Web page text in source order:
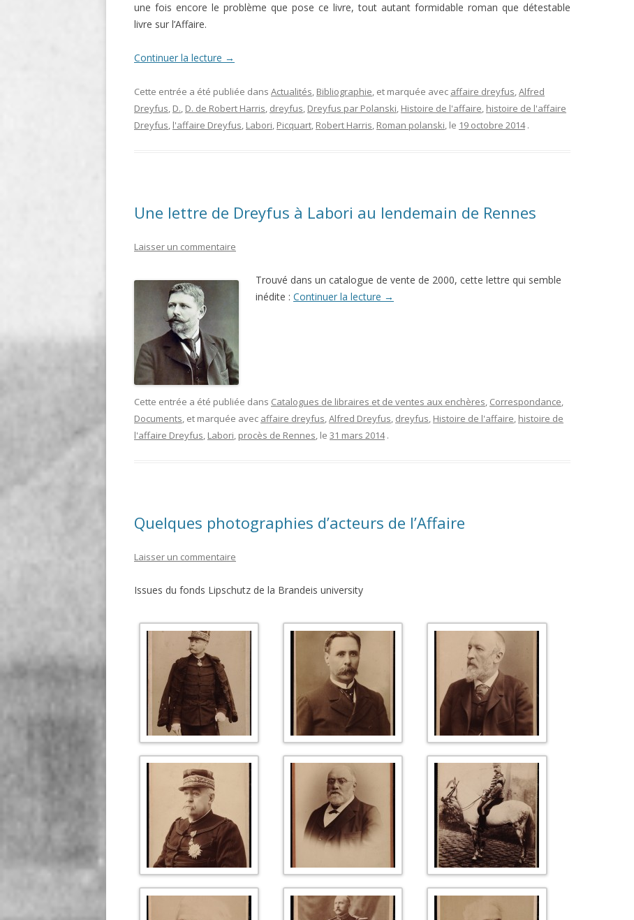
une fois encore le problème que pose ce livre, tout autant formidable roman que détestable
livre sur l’Affaire.
Continuer la lecture →
Cette entrée a été publiée dans Actualités, Bibliographie, et marquée avec affaire dreyfus,Alfred
Dreyfus, D., D. de Robert Harris, dreyfus, Dreyfus par Polanski, Histoire de l'affaire, histoire de l'affaire
Dreyfus, l'affaire Dreyfus, Labori, Picquart, Robert Harris, Roman polanski, le 19 octobre 2014 .
Une lettre de Dreyfus à Labori au lendemain de Rennes
Laisser un commentaire
Trouvé dans un catalogue de vente de 2000, cette lettre qui semble
inédite : Continuer la lecture →
Cette entrée a été publiée dans Catalogues de libraires et de ventes aux enchères, Correspondance,
Documents, et marquée avec affaire dreyfus,Alfred Dreyfus, dreyfus, Histoire de l'affaire, histoire de
l'affaire Dreyfus, Labori, procès de Rennes, le 31 mars 2014 .
Quelques photographies d’acteurs de l’Affaire
Laisser un commentaire
Issues du fonds Lipschutz de la Brandeis university